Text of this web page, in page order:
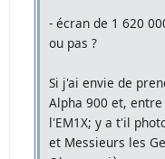
- écran de 1 620
ou pas ?
Si j'ai envie de
Alpha 900 et, entre
l'EM1X; y a t'il
et Messieurs les